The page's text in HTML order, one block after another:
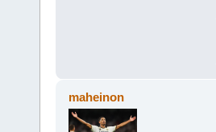
maheinon